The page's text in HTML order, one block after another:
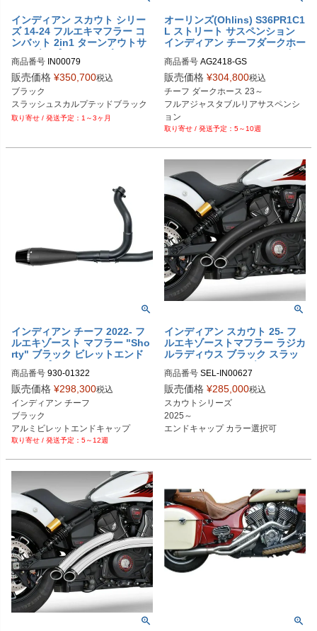
インディアン スカウト シリー
ズ 14-24 フルエキマフラー コ
ンバット 2in1 ターンアウトサ
スラッシュ フリーダムパフォー
マンス
商品番号 IN00079
消音バッフル：AC00222
販売価格 ¥350,700税込
ブラック
スラッシュスカルプテッドブラック
1～3ヶ月
オーリンズ(Ohlins) S36PR1C1
L ストリート サスペンション
インディアン チーフダークホー
ルド）スプリング
商品番号 AG2418-GS
S36PR1C1L
販売価格 ¥304,800税込
チーフ ダークホース 23～
フルアジャスタブルリアサスペンシ
ョン
イエロー（ゴールド）スプリング
5～10週
インディアン チーフ 2022- フ
ルエキゾースト マフラー "Sho
rty" ブラック ビレットエンド
商品番号 930-01322
販売価格 ¥298,300税込
インディアン チーフ
ブラック
アルミビレットエンドキャップ
5～12週
インディアン スカウト 25- フ
ルエキゾーストマフラー ラジカ
ルラディウス ブラック スラッ
マンス
商品番号
販売価格 ¥285,000税込
スカウトシリーズ
2025～
エンドキャップ カラー選択可